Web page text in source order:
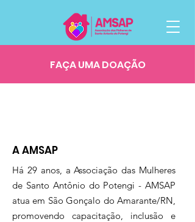
FAÇA UMA DOAÇÃO
A AMSAP
Há 29 anos, a Associação das Mulheres
de Santo Antônio do Potengi - AMSAP
atua em São Gonçalo do Amarante/RN,
promovendo capacitação, inclusão e